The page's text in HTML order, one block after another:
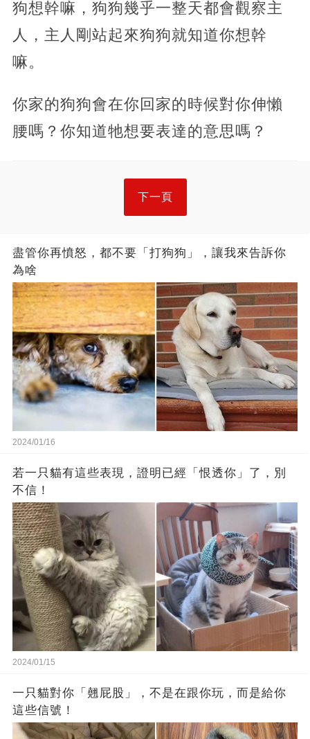
狗想幹嘛，狗狗幾乎一整天都會觀察主
人，主人剛站起來狗狗就知道你想幹
嘛。
你家的狗狗會在你回家的時候對你伸懶
腰嗎？你知道牠想要表達的意思嗎？
下一頁
盡管你再憤怒，都不要「打狗狗」，讓我來告訴你
為啥
2024/01/16
若一只貓有這些表現，證明已經「恨透你」了，別
不信！
2024/01/15
一只貓對你「翹屁股」，不是在跟你玩，而是給你
這些信號！